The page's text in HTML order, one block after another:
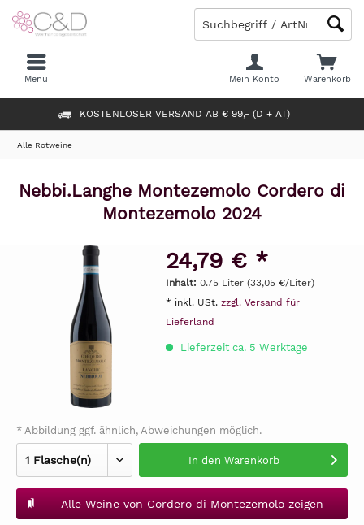
KOSTENLOSER VERSAND AB € 99,- (D + AT)
Warenkorb
Mein Konto
Menü
Alle Rotweine
Nebbi.Langhe Montezemolo Cordero di
Montezemolo 2024
24,79 € *
Inhalt: 0.75 Liter (33,05 €/Liter)
* inkl. USt. zzgl. Versand für
Lieferland
Lieferzeit ca. 5 Werktage
* Abbildung ggf. ähnlich, Abweichungen möglich.
In den Warenkorb
Alle Weine von Cordero di Montezemolo zeigen